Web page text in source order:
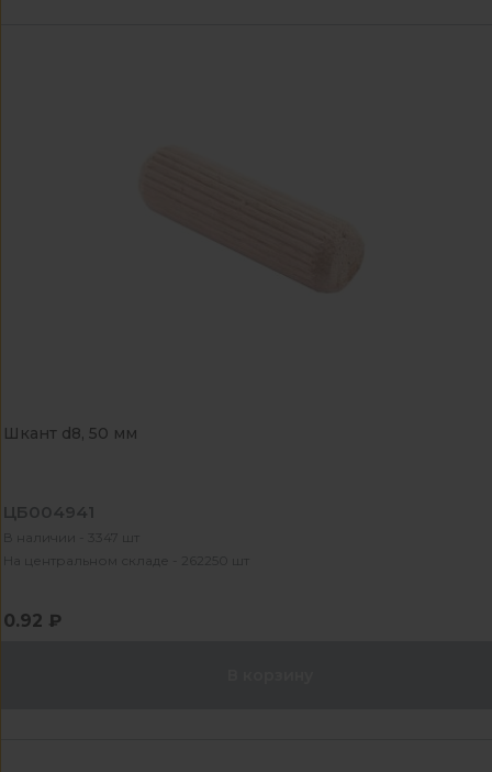
Шкант d8, 50 мм
ЦБ004941
В наличии - 3347 шт
На центральном складе - 262250 шт
0.92 ₽